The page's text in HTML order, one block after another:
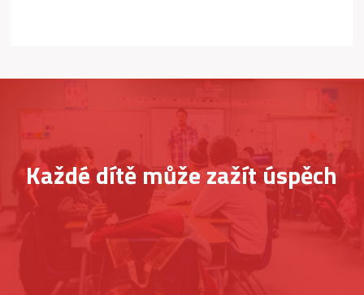
Každé dítě může zažít úspěch